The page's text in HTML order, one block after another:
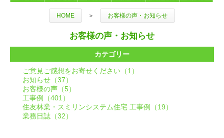
HOME ＞ お客様の声・お知らせ
お客様の声・お知らせ
カテゴリー
ご意見ご感想をお寄せください（1）
お知らせ（37）
お客様の声（5）
工事例（401）
住友林業・スミリンシステム住宅 工事例（19）
業務日誌（32）